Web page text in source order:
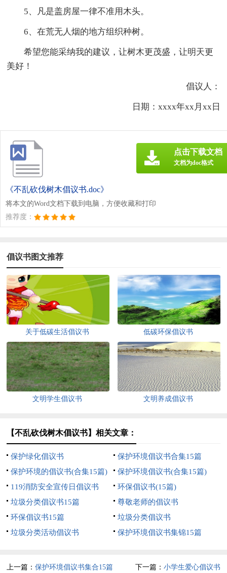
5、凡是盖房屋一律不准用木头。
6、在荒无人烟的地方组织种树。
希望您能采纳我的建议，让树木更茂盛，让明天更
美好！
倡议人：
日期：xxxx年xx月xx日
《不乱砍伐树木倡议书.doc》
将本文的Word文档下载到电脑，方便收藏和打印
推荐度：
点击下载文档
文档为doc格式
倡议书图文推荐
关于低碳生活倡议书 低碳环保倡议书
文明学生倡议书 文明养成倡议书
【不乱砍伐树木倡议书】相关文章：
保护绿化倡议书
保护环境倡议书合集15篇
保护环境的倡议书(合集15篇)
保护环境倡议书(合集15篇)
119消防安全宣传日倡议书
环保倡议书(15篇)
垃圾分类倡议书15篇
尊敬老师的倡议书
环保倡议书15篇
垃圾分类倡议书
垃圾分类活动倡议书
保护环境倡议书集锦15篇
上一篇：保护环境倡议书集合15篇 下一篇： 小学生爱心倡议书